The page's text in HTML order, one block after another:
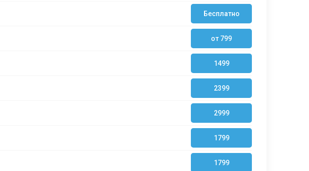
Бесплатно
от 799
1499
2399
2999
1799
1799